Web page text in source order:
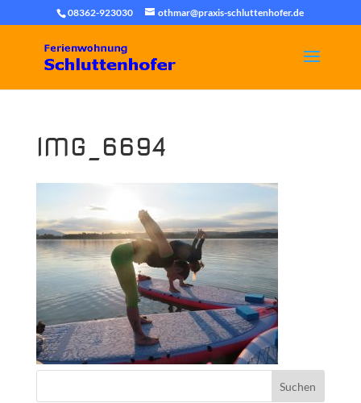
08362-923030 othmar@praxis-schluttenhofer.de
IMG_6694